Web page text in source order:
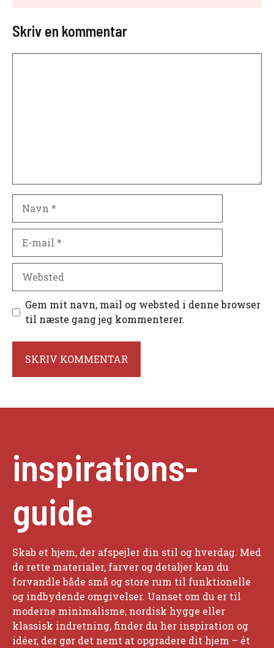
Skriv en kommentar
mail
Websted
Gem mit navn, mail og websted i denne browser
til næste gang jeg kommenterer.
inspirations-
guide
Skab et hjem, der afspejler din stil og hverdag. Med
de rette materialer, farver og detaljer kan du
forvandle både små og store rum til funktionelle
og indbydende omgivelser. Uanset om du er til
moderne minimalisme, nordisk hygge eller
klassisk indretning, finder du her inspiration og
idéer, der gør det nemt at opgradere dit hjem – ét